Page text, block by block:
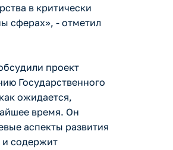
в критически
сферах», - отметил
проект
Государственного
ожидается,
время. Он
аспекты развития
содержит